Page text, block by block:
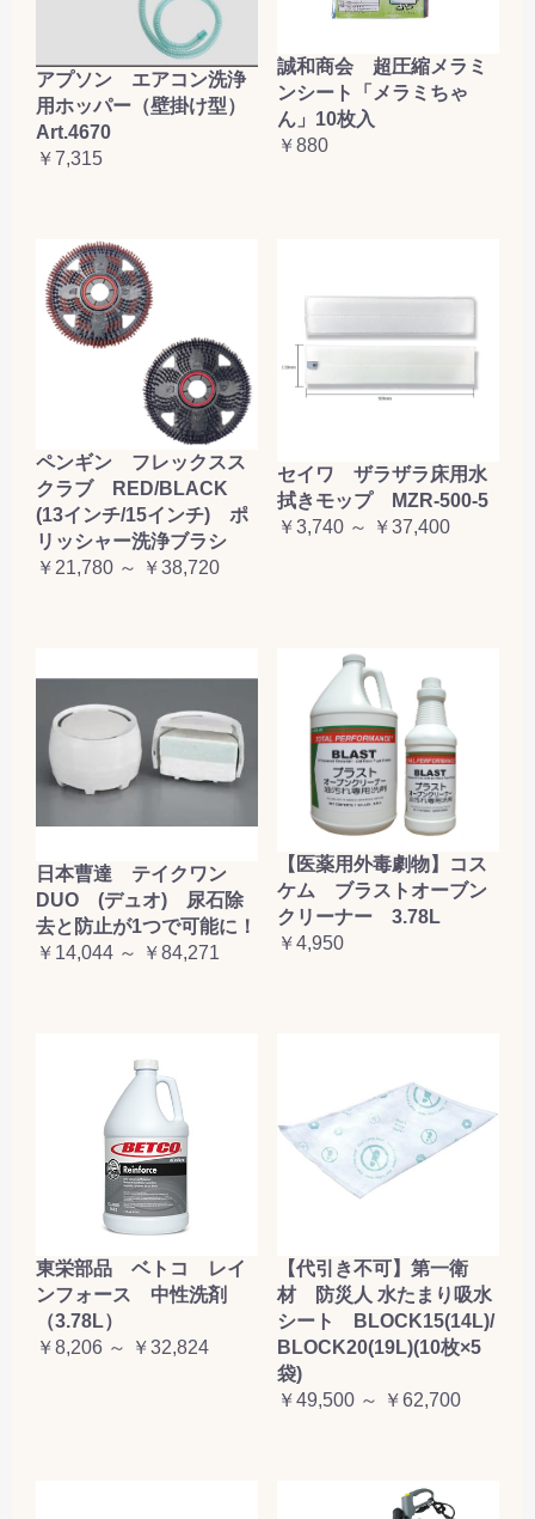
アプソン エアコン洗浄
用ホッパー（壁掛け型）
Art.4670
￥7,315
誠和商会 超圧縮メラミ
ンシート「メラミちゃ
ん」10枚入
￥880
ペンギン フレックスス
クラブ RED/BLACK
(13インチ/15インチ) ポ
リッシャー洗浄ブラシ
￥21,780 ～ ￥38,720
セイワ ザラザラ床用水
拭きモップ MZR-500-5
￥3,740 ～ ￥37,400
日本曹達 テイクワン
DUO (デュオ) 尿石除
去と防止が1つで可能に！
￥14,044 ～ ￥84,271
【医薬用外毒劇物】コス
ケム ブラストオーブン
クリーナー 3.78L
￥4,950
東栄部品 ベトコ レイ
ンフォース 中性洗剤
（3.78L）
￥8,206 ～ ￥32,824
【代引き不可】第一衛
材 防災人 水たまり吸水
シート BLOCK15(14L)/
BLOCK20(19L)(10枚×5
袋)
￥49,500 ～ ￥62,700